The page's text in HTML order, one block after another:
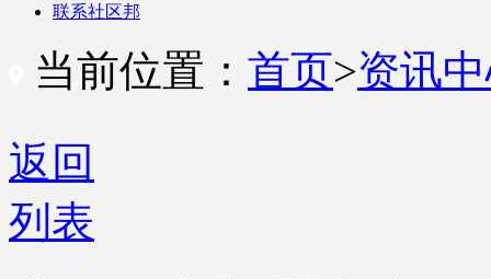
联系社区邦
当前位置： 首页>资讯
返回
列表